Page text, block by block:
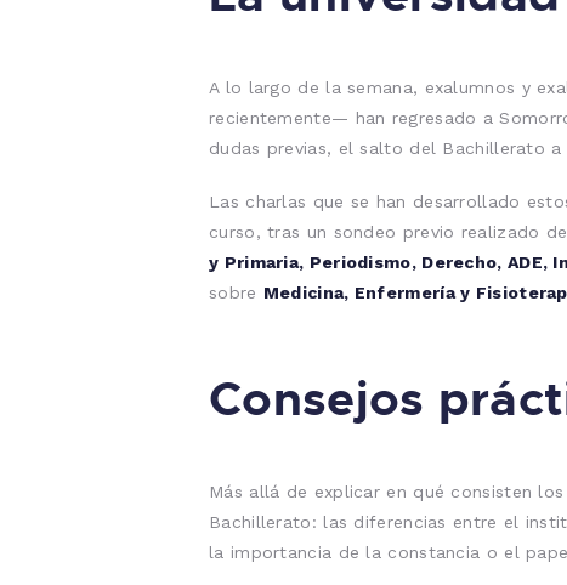
A lo largo de la semana, exalumnos y
recientemente— han regresado a
dudas previas, el salto del Bachillerato
Las charlas que se han desarrollado
curso, tras un sondeo previo realizado
y Primaria, Periodismo, Derecho, ADE,
sobre Medicina, Enfermería y
Consejos
Más allá de explicar en qué consisten
Bachillerato: las diferencias entre el
la importancia de la constancia o el